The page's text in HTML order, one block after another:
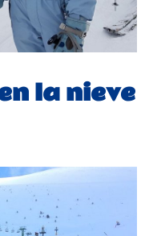
la nieve